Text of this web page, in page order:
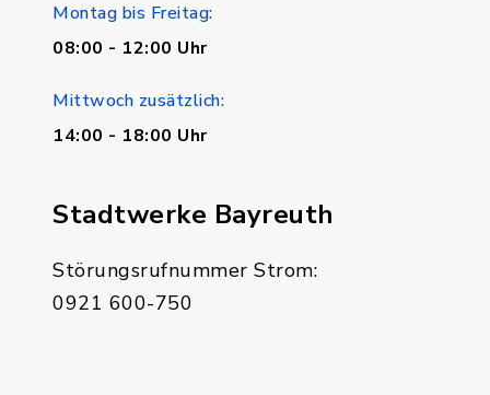
Montag bis Freitag:
08:00 - 12:00 Uhr
Mittwoch zusätzlich:
14:00 - 18:00 Uhr
Stadtwerke Bayreuth
Störungsrufnummer Strom:
0921 600-750